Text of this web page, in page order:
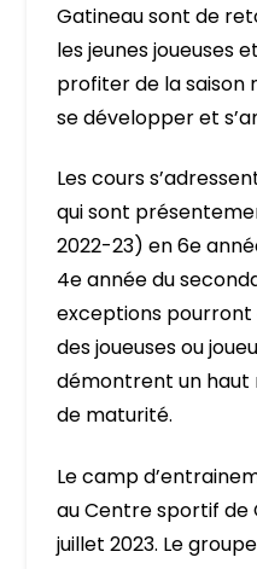
Gatineau sont de
les jeunes joueuses
profiter de la
se développer et
Les cours
qui sont
2022-23) en 6e
4e année du
exceptions
des joueuses ou
démontrent un haut
de maturité.
Le camp
au Centre sportif de
juillet 2023. Le